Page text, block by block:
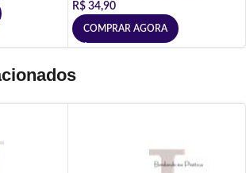
R$ 34,90
COMPRAR AGORA